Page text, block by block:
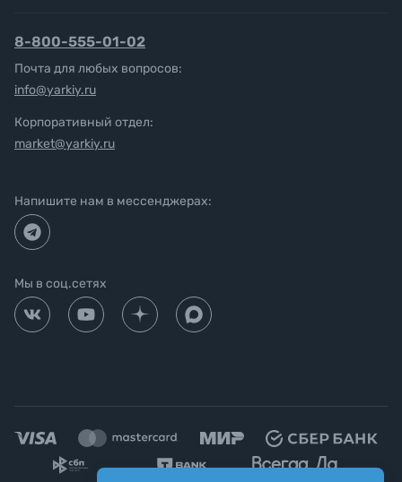
8-800-555-01-02
Почта для любых вопросов:
info@yarkiy.ru
Корпоративный отдел:
market@yarkiy.ru
Напишите нам в мессенджерах:
Мы в соц.сетях